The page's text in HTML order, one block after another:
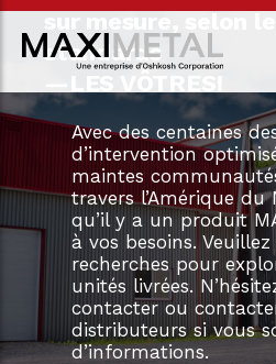
sur mesure, selon
standards
Avec des centaines
d’intervention
maintes
travers l’Amérique du
qu’il y a un produit
à vos besoins.
recherches pour
unités livrées.
contacter ou
distributeurs si vous
d’informations.